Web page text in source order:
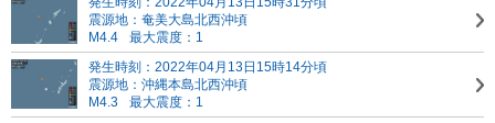
震源地：奄美大島北西沖頃
M4.4
最大震度：1
発生時刻：2022年04月13日15時14分頃
震源地：沖縄本島北西沖頃
M4.3
最大震度：1